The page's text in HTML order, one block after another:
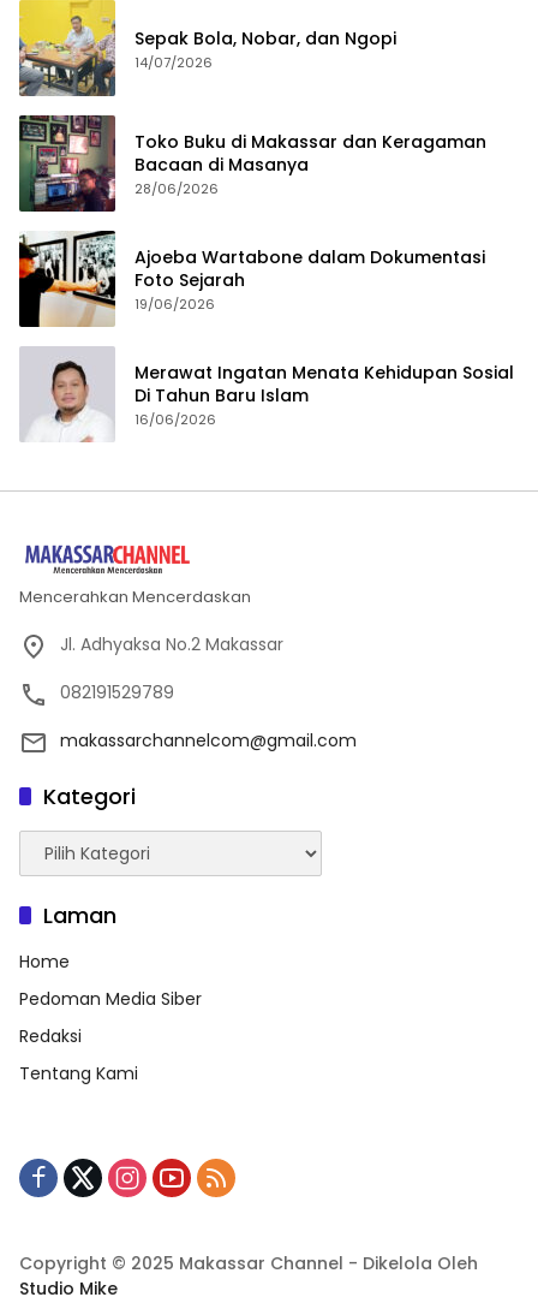
Sepak Bola, Nobar, dan Ngopi
14/07/2026
Toko Buku di Makassar dan Keragaman
Bacaan di Masanya
28/06/2026
Ajoeba Wartabone dalam Dokumentasi
Foto Sejarah
19/06/2026
Merawat Ingatan Menata Kehidupan Sosial
Di Tahun Baru Islam
16/06/2026
Mencerahkan Mencerdaskan
Jl. Adhyaksa No.2 Makassar
082191529789
makassarchannelcom@gmail.com
Kategori
Kategori
Laman
Home
Pedoman Media Siber
Redaksi
Tentang Kami
Copyright © 2025 Makassar Channel - Dikelola Oleh
Studio Mike